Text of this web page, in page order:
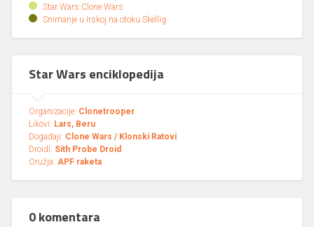
Star Wars Clone Wars
Snimanje u Irskoj na otoku Skellig
Star Wars enciklopedija
Organizacije: Clonetrooper
Likovi: Lars, Beru
Događaji: Clone Wars / Klonski Ratovi
Droidi: Sith Probe Droid
Oružja:APF raketa
0 komentara